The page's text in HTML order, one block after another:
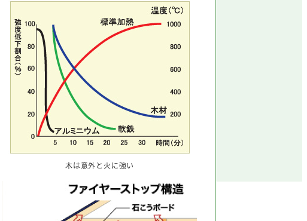
木は意外と火に強い